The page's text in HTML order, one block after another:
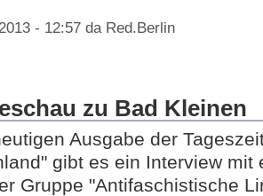
- 12:57 da Red.Berlin
zu Bad Kleinen
Ausgabe der
gibt es ein Interview mit
Gruppe "Antifaschistische